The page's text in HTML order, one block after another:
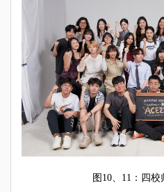
图10、11：四